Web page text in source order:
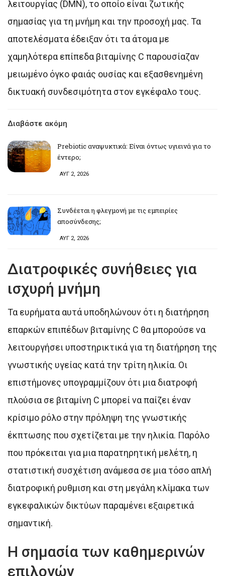
λειτουργίας (DMN), το οποίο είναι ζωτικής
σημασίας για τη μνήμη και την προσοχή μας. Τα
αποτελέσματα έδειξαν ότι τα άτομα με
χαμηλότερα επίπεδα βιταμίνης C παρουσίαζαν
μειωμένο όγκο φαιάς ουσίας και εξασθενημένη
δικτυακή συνδεσιμότητα στον εγκέφαλο τους.
Διαβάστε ακόμη
Prebiotic αναψυκτικά: Είναι όντως υγιεινά για το
έντερο;
ΑΥΓ 2, 2026
Συνδέεται η φλεγμονή με τις εμπειρίες
αποσύνδεσης;
ΑΥΓ 2, 2026
Διατροφικές συνήθειες για
ισχυρή μνήμη
Τα ευρήματα αυτά υποδηλώνουν ότι η διατήρηση
επαρκών επιπέδων βιταμίνης C θα μπορούσε να
λειτουργήσει υποστηρικτικά για τη διατήρηση της
γνωστικής υγείας κατά την τρίτη ηλικία. Οι
επιστήμονες υπογραμμίζουν ότι μια διατροφή
πλούσια σε βιταμίνη C μπορεί να παίζει έναν
κρίσιμο ρόλο στην πρόληψη της γνωστικής
έκπτωσης που σχετίζεται με την ηλικία. Παρόλο
που πρόκειται για μια παρατηρητική μελέτη, η
στατιστική συσχέτιση ανάμεσα σε μια τόσο απλή
διατροφική ρυθμιση και στη μεγάλη κλίμακα των
εγκεφαλικών δικτύων παραμένει εξαιρετικά
σημαντική.
Η σημασία των καθημερινών
επιλογών